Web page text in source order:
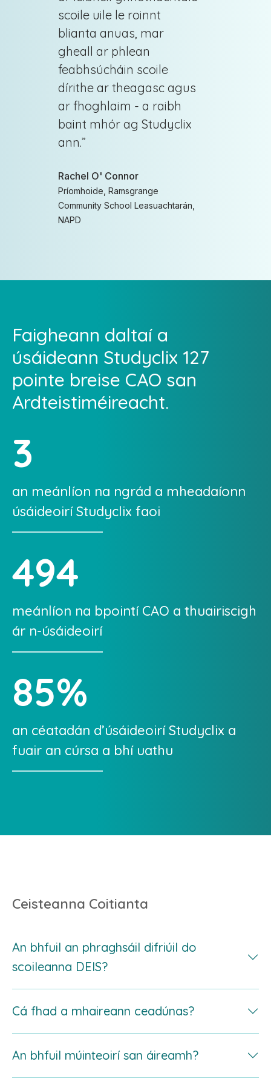
scoile uile le roinnt
blianta anuas, mar
gheall ar phlean
feabhsúcháin scoile
dírithe ar theagasc agus
ar fhoghlaim - a raibh
baint mhór ag Studyclix
ann.”
Rachel O' Connor
Príomhoide, Ramsgrange
Community School Leasuachtarán,
NAPD
Faigheann daltaí a
úsáideann Studyclix 127
pointe breise CAO san
Ardteistiméireacht.
3
an meánlíon na ngrád a mheadaíonn
úsáideoirí Studyclix faoi
494
meánlíon na bpointí CAO a thuairiscigh
ár n-úsáideoirí
85%
an céatadán d’úsáideoirí Studyclix a
fuair an cúrsa a bhí uathu
Ceisteanna Coitianta
An bhfuil an phraghsáil difriúil do
scoileanna DEIS?
Táimid sásta lascainí níos mó fós a chur ar
fáil do scoileanna DEIS. Téigh i dteagmháil
linn ag
ryan@studyclix.iechun clárú na
Cá fhad a mhaireann ceadúnas?
Maireann ceadúnas ón dáta a ordaítear é
go dtí deireadh na scoilbhliana. Tar éis an 1
An bhfuil múinteoirí san áireamh?